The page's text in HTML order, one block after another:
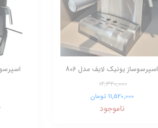
اسپرسوساز یونیک لایف مدل 806
14,340,000
11,520,000 تومان
ناموجود